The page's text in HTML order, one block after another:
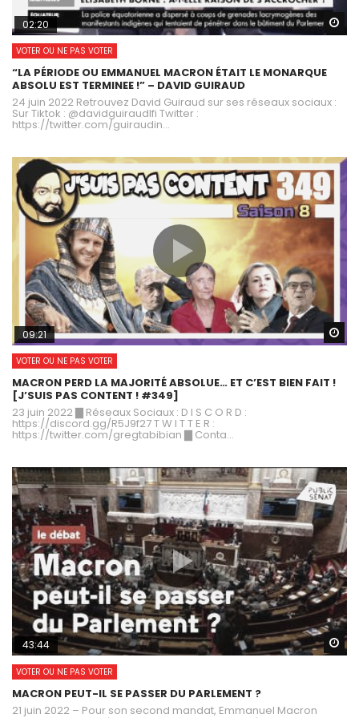
02:20
VOTER OU NE PAS VOTER
“LA PÉRIODE OU EMMANUEL MACRON ÉTAIT LE MONARQUE
ABSOLU EST TERMINEE !” – DAVID GUIRAUD
24 juin 2022 Retrouvez David Guiraud sur ses réseaux sociaux :
Sur Tiktok : @davidguiraudlfi Twitter :
https://twitter.com/guiraudin...
09:21
VOTER OU NE PAS VOTER
MACRON PERD LA MAJORITÉ ABSOLUE… ET C’EST BIEN FAIT !
[J’SUIS PAS CONTENT ! #349]
23 juin 2022 ▇ Réseaux Sociaux : D I S C O R D :
https://discord.gg/R5J9f27 T W I T T E R :
https://twitter.com/gregtabibian ▇ Conta...
43:44
VOTER OU NE PAS VOTER
MACRON PEUT-IL SE PASSER DU PARLEMENT ?
21 juin 2022 – Pour son second mandat, Emmanuel Macron